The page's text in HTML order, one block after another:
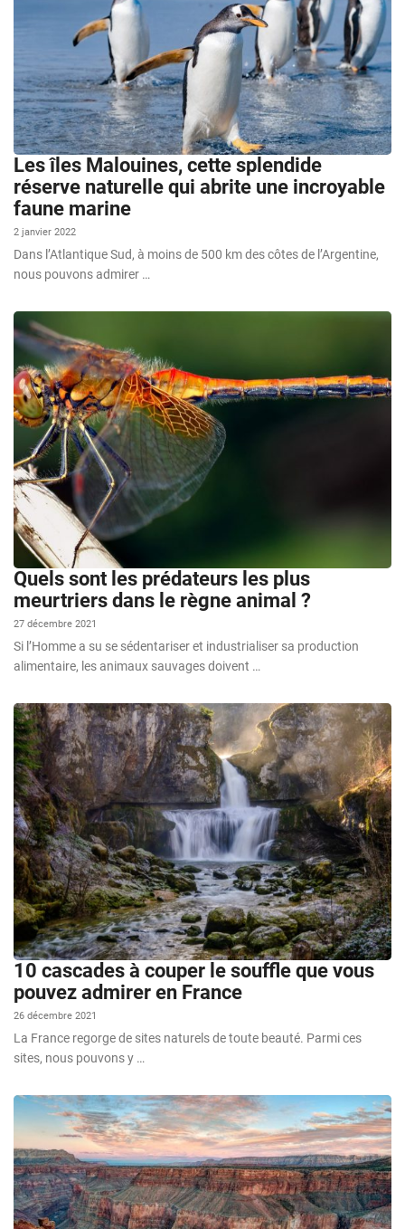
Les îles Malouines, cette splendide
réserve naturelle qui abrite une incroyable
faune marine
2 janvier 2022
Dans l’Atlantique Sud, à moins de 500 km des côtes de l’Argentine,
nous pouvons admirer …
Quels sont les prédateurs les plus
meurtriers dans le règne animal ?
27 décembre 2021
Si l’Homme a su se sédentariser et industrialiser sa production
alimentaire, les animaux sauvages doivent …
10 cascades à couper le souffle que vous
pouvez admirer en France
26 décembre 2021
La France regorge de sites naturels de toute beauté. Parmi ces
sites, nous pouvons y …